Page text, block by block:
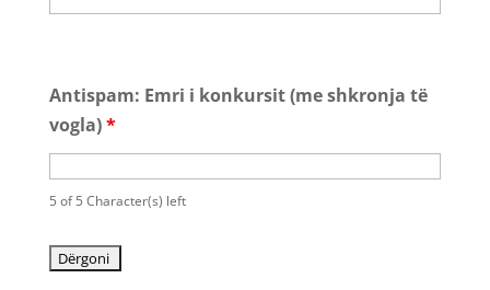
Antispam: Emri i konkursit (me shkronja të
vogla)*
5 of 5 Character(s) left